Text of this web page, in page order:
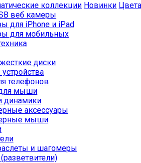
коллекции Новинки Цвета
веб камеры
для iPhone и iPad
для мобильных
диски
телефонов
мыши
динамики
аксессуары
мыши
и шагомеры